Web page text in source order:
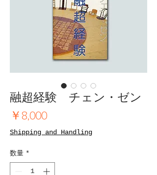
融超経験 チェン・ゼン
￥8,000価
格
Shipping and Handling
数量 *